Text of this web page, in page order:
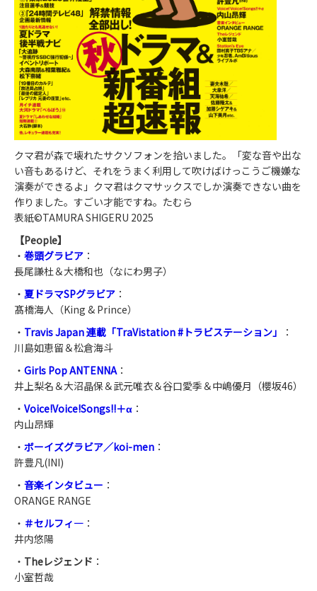
クマ君が森で壊れたサクソフォンを拾いました。「変な音や出な
い音もあるけど、それをうまく利用して吹けばけっこうご機嫌な
演奏ができるよ」クマ君はクマサックスでしか演奏できない曲を
作りました。すごい才能ですね。たむら
表紙©TAMURA SHIGERU 2025
【People】
・ 巻頭グラビア ：
長尾謙杜＆大橋和也（なにわ男子）
・ 夏ドラマSPグラビア ：
髙橋海人（King & Prince）
・ Travis Japan 連載「TraVistation #トラビステーション」
：
川島如恵留＆松倉海斗
・ Girls Pop ANTENNA ：
井上梨名＆大沼晶保＆武元唯衣＆谷口愛季＆中嶋優月（櫻坂46）
・ Voice!Voice!Songs!!＋α ：
内山昂輝
・ ボーイズグラビア／koi-men ：
許豊凡(INI)
・ 音楽インタビュー ：
ORANGE RANGE
・ ＃セルフィ― ：
井内悠陽
・ Theレジェンド ：
小室哲哉